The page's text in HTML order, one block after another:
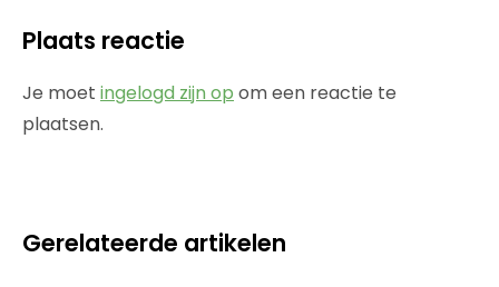
Plaats reactie
Je moet ingelogd zijn op om een reactie te
plaatsen.
Gerelateerde artikelen